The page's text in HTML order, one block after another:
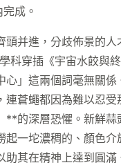
成。
并進，分歧佈景的
科穿插《宇宙水餃與
」這兩個詞毫無關
蒼蠅都因為難以忍
的深層恐懼。新鮮
一坨濃稠的、顏色
其在精神上達到圓